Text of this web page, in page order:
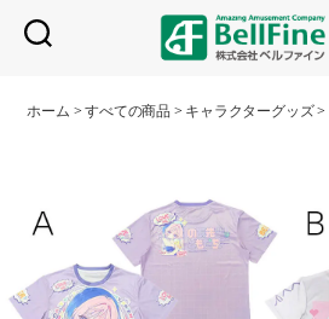
フ
ホーム >すべての商品 > キャラクターグッズ>